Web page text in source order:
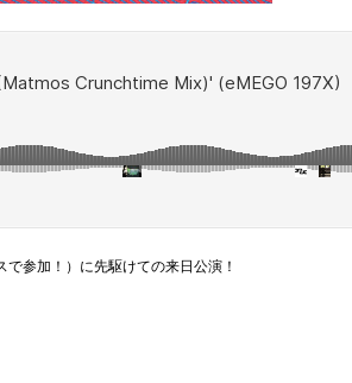
参加！）に先駆けての来日公演！